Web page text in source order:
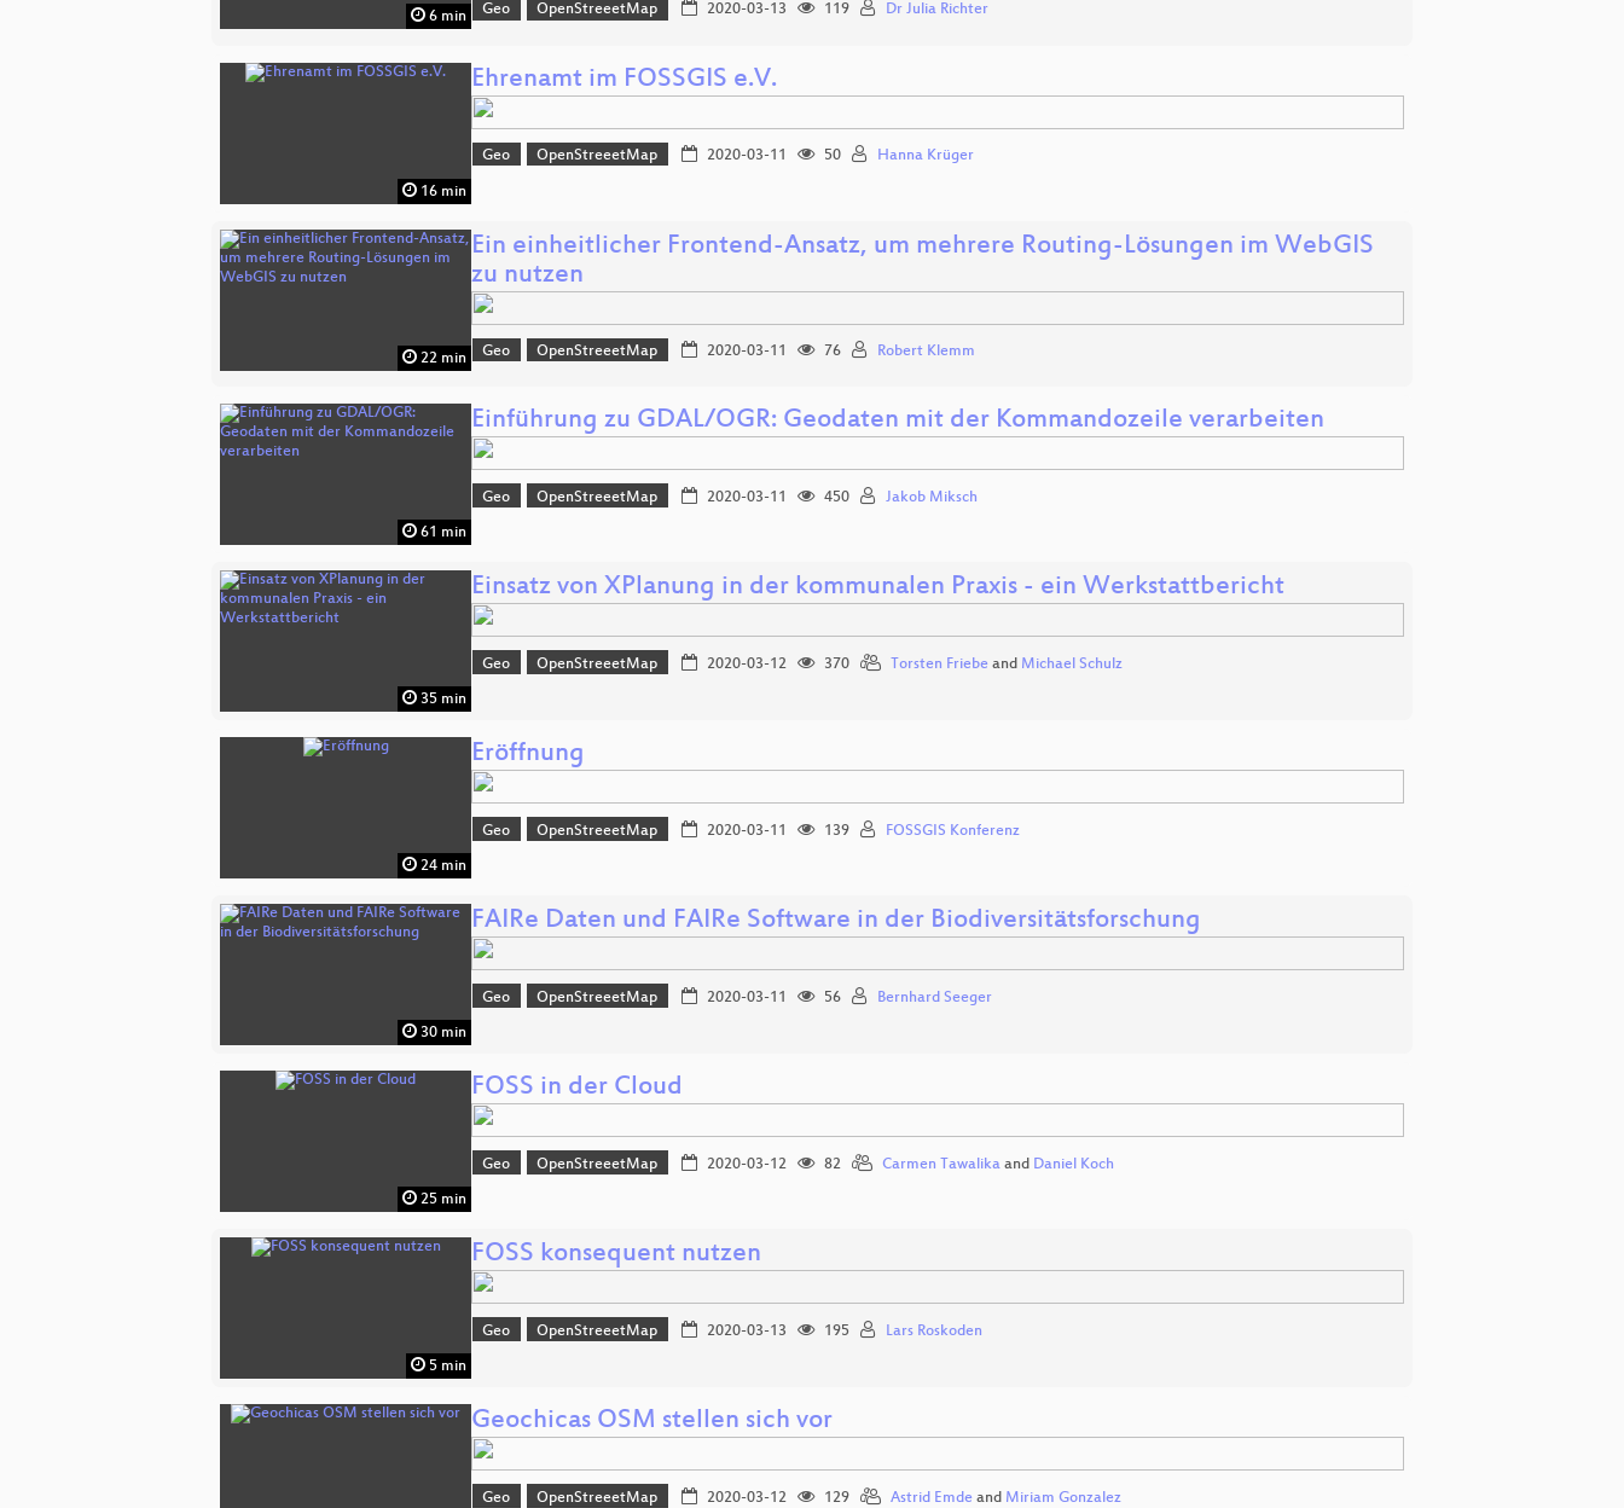
6 min Geo OpenStreeetMap 2020-03-13 119 Dr Julia Richter
16 min
Ehrenamt im FOSSGIS e.V.
Geo OpenStreeetMap 2020-03-11 50 Hanna Krüger
22 min
Ein einheitlicher Frontend-Ansatz, um mehrere Routing-Lösungen im WebGIS
zu nutzen
Geo OpenStreeetMap 2020-03-11 76 Robert Klemm
61 min
Einführung zu GDAL/OGR: Geodaten mit der Kommandozeile verarbeiten
Geo OpenStreeetMap 2020-03-11 450 Jakob Miksch
35 min
Einsatz von XPlanung in der kommunalen Praxis - ein Werkstattbericht
Geo OpenStreeetMap 2020-03-12 370 Torsten Friebeand Michael Schulz
24 min
Eröffnung
Geo OpenStreeetMap 2020-03-11 139 FOSSGIS Konferenz
30 min
FAIRe Daten und FAIRe Software in der Biodiversitätsforschung
Geo OpenStreeetMap 2020-03-11 56 Bernhard Seeger
25 min
FOSS in der Cloud
Geo OpenStreeetMap 2020-03-12 82 Carmen Tawalikaand Daniel Koch
5 min
FOSS konsequent nutzen
Geo OpenStreeetMap 2020-03-13 195 Lars Roskoden
Geochicas OSM stellen sich vor
Geo OpenStreeetMap 2020-03-12 129 Astrid Emdeand Miriam Gonzalez